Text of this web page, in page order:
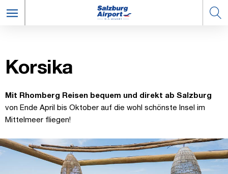
Ko­r­sika
Mit Rhomberg Reisen bequem und direkt ab Salzburg
von Ende April bis Oktober auf die wohl schönste Insel im
Mittelmeer fliegen!